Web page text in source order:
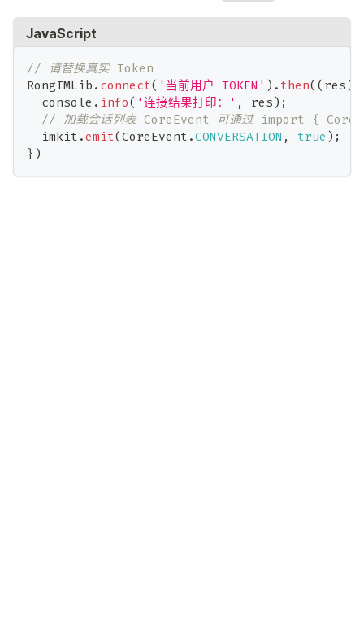
JavaScript
// 请替换真实 Token
RongIMLib . connect( '当前用户 TOKEN' ) . then( ( res)
console . info( '连接结果打印：' , res) ;
// 加载会话列表 CoreEvent 可通过 import {
  imkit
.emit(CoreEvent .CONVERSATION , true ) ;
} )